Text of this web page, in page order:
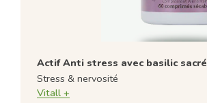
Actif Anti stress avec basilic sacré
Stress & nervosité
Vitall +